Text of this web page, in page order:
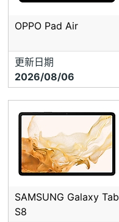
OPPO Pad Air
更新日期
2026/08/06
SAMSUNG Galaxy Tab
S8